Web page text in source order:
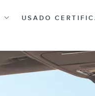
USADO